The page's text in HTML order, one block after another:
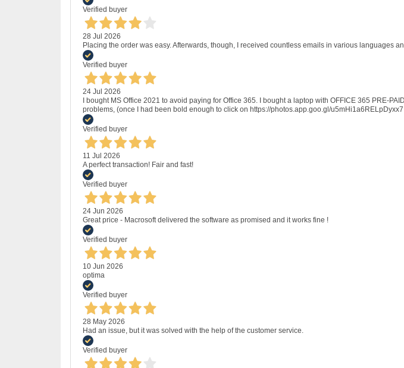
Verified buyer
28 Jul 2026
Placing the order was easy. Afterwards, though, I received countless emails in various languages
Verified buyer
24 Jul 2026
I bought MS Office 2021 to avoid paying for Office 365. I bought a laptop with OFFICE 365 PRE-
problems, (once I had been bold enough to click on https://photos.app.goo.gl/
Verified buyer
11 Jul 2026
A perfect transaction! Fair and fast!
Verified buyer
24 Jun 2026
Great price - Macrosoft delivered the software as promised and it works fine !
Verified buyer
10 Jun 2026
optima
Verified buyer
28 May 2026
Had an issue, but it was solved with the help of the customer service.
Verified buyer